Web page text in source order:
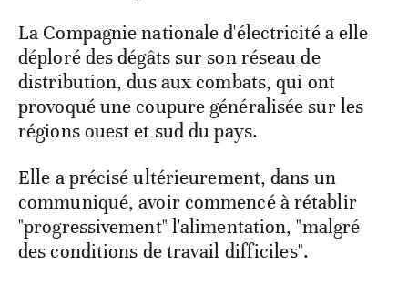
La Compagnie nationale d'électricité a elle
déploré des dégâts sur son réseau de
distribution, dus aux combats, qui ont
provoqué une coupure généralisée sur les
régions ouest et sud du pays.
Elle a précisé ultérieurement, dans un
communiqué, avoir commencé à rétablir
"progressivement" l'alimentation, "malgré
des conditions de travail difficiles".